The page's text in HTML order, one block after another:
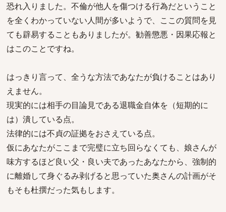
恐れ入りました。不倫が他人を傷つける行為だということ
を全くわかっていない人間が多いようで、ここの質問を見
ても辟易することもありましたが。勧善懲悪・因果応報と
はこのことですね。
はっきり言って、全うな方法であなたが負けることはあり
えません。
現実的には相手の目論見である退職金自体を（短期的に
は）潰している点。
法律的には不貞の証拠をおさえている点。
仮にあなたがここまで完璧に立ち回らなくても、娘さんが
味方するほど良い父・良い夫であったあなたから、強制的
に離婚して身ぐるみ剥げると思っていた奥さんの計画がそ
もそも杜撰だった気もします。